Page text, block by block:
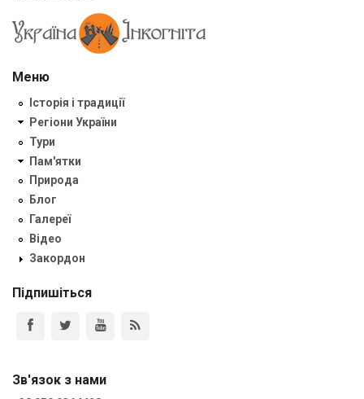
Меню
Історія і традиції
Регіони України
Тури
Пам'ятки
Природа
Блог
Галереї
Відео
Закордон
Підпишіться
Зв'язок з нами